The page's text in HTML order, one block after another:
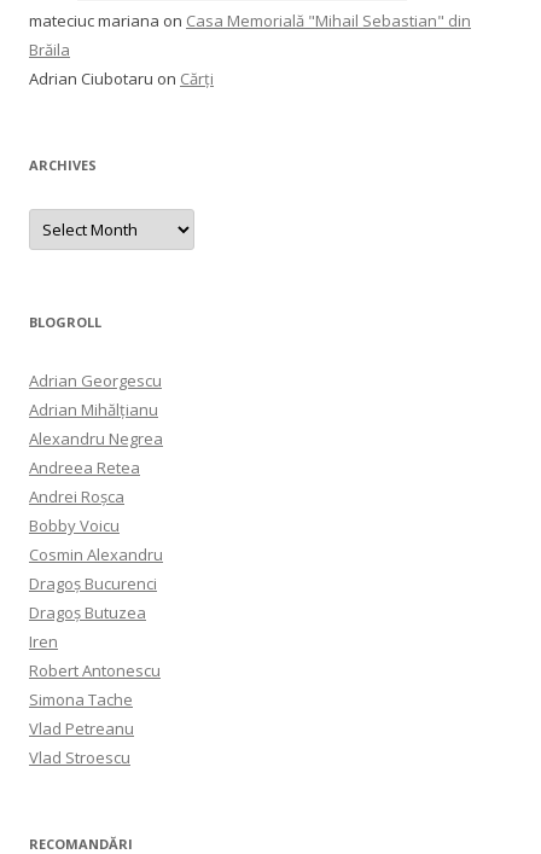
mateciuc mariana on Casa Memorială "Mihail Sebastian" din
Brăila
Adrian Ciubotaru on Cărți
ARCHIVES
Archives
BLOGROLL
Adrian Georgescu
Adrian Mihălțianu
Alexandru Negrea
Andreea Retea
Andrei Roșca
Bobby Voicu
Cosmin Alexandru
Dragoș Bucurenci
Dragoș Butuzea
Iren
Robert Antonescu
Simona Tache
Vlad Petreanu
Vlad Stroescu
RECOMANDĂRI